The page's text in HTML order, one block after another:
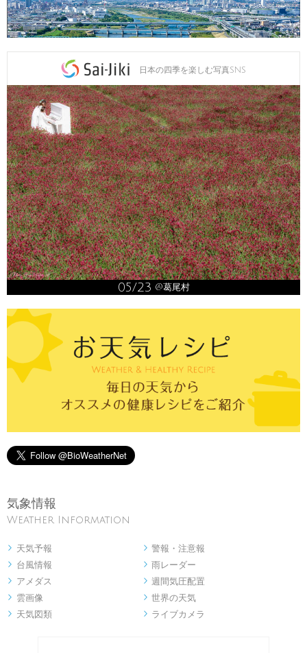
日本の四季を楽しむ写真SNS
05/23 @葛尾村
気象情報
Weather Information
 天気予報  警報・注意報
 台風情報  雨レーダー
 アメダス  週間気圧配置
 雲画像  世界の天気
 天気図類  ライブカメラ